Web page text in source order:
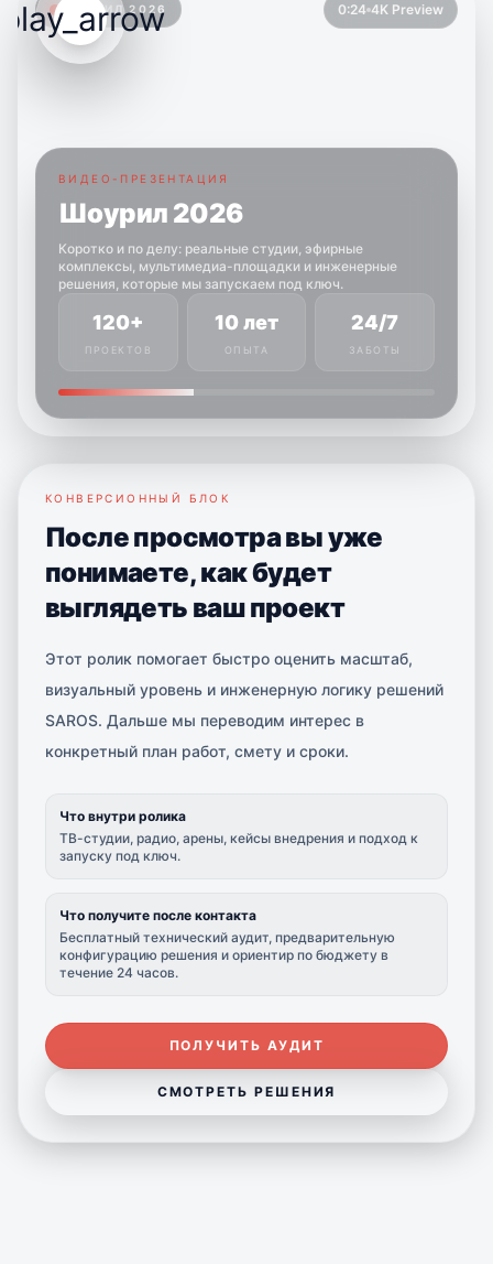
ШОУРИЛ 2026 0:24 4K Preview
play_arrow
ВИДЕО-ПРЕЗЕНТАЦИЯ
Шоурил 2026
Коротко и по делу: реальные студии, эфирные
комплексы, мультимедиа-площадки и инженерные
решения, которые мы запускаем под ключ.
120+
ПРОЕКТОВ
10 лет
ОПЫТА
24/7
ЗАБОТЫ
КОНВЕРСИОННЫЙ БЛОК
После просмотра вы уже
понимаете, как будет
выглядеть ваш проект
Этот ролик помогает быстро оценить масштаб,
визуальный уровень и инженерную логику решений
SAROS. Дальше мы переводим интерес в
конкретный план работ, смету и сроки.
Что внутри ролика
ТВ-студии, радио, арены, кейсы внедрения и подход к
запуску под ключ.
Что получите после контакта
Бесплатный технический аудит, предварительную
конфигурацию решения и ориентир по бюджету в
течение 24 часов.
ПОЛУЧИТЬ АУДИТ
СМОТРЕТЬ РЕШЕНИЯ